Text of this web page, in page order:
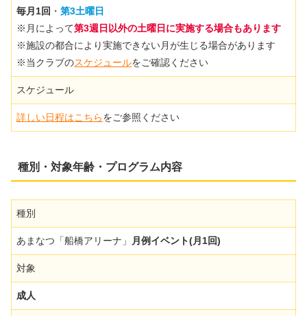
毎月1回 ・第3土曜日
※月によって第3週日以外の土曜日に実施する場合もあり ます
※施設の都合により実施できない月が生じる場合があります
※当クラブのスケジュールをご確認ください
スケジュール
詳しい日程はこちらをご参照ください
種別・ 対象年齢・プログラム内容
種別
あまなつ「船橋アリーナ」 月例イベント(月1回)
対象
成人